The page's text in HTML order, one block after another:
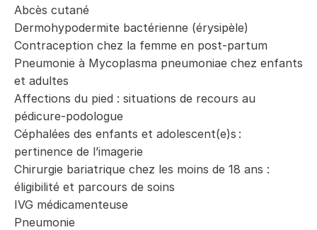
Abcès cutané
Dermohypodermite bactérienne (érysipèle)
Contraception chez la femme en post-partum
Pneumonie à Mycoplasma pneumoniae chez enfants
et adultes
Affections du pied : situations de recours au
pédicure-podologue
Céphalées des enfants et adolescent(e)s :
pertinence de l’imagerie
Chirurgie bariatrique chez les moins de 18 ans :
éligibilité et parcours de soins
IVG médicamenteuse
Pneumonie